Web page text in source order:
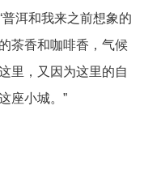
洱和我来之前想象的
茶香和咖啡香，气候
里，又因为这里的自
这座小城。”